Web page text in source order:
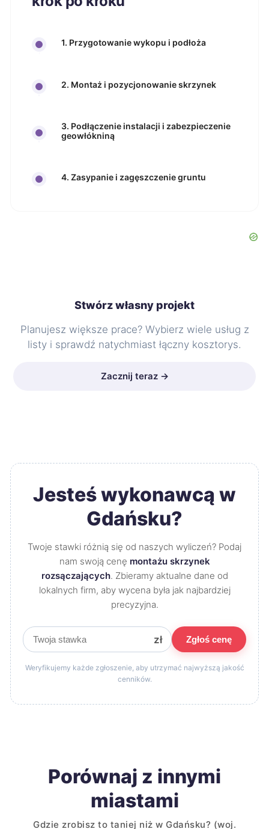
1. Przygotowanie wykopu i podłoża
2. Montaż i pozycjonowanie skrzynek
3. Podłączenie instalacji i zabezpieczenie
geowłókniną
4. Zasypanie i zagęszczenie gruntu
Stwórz własny projekt
Planujesz większe prace? Wybierz wiele usług z
listy i sprawdź natychmiast łączny kosztorys.
Zacznij teraz →
Jesteś wykonawcą w
Gdańsku?
Twoje stawki różnią się od naszych wyliczeń? Podaj
nam swoją cenę montażu skrzynek
rozsączających. Zbieramy aktualne dane od
lokalnych firm, aby wycena była jak najbardziej
precyzyjna.
zł Zgłoś cenę
Weryfikujemy każde zgłoszenie, aby utrzymać najwyższą jakość
cenników.
Porównaj z innymi
miastami
Gdzie zrobisz to taniej niż w Gdańsku? (woj.